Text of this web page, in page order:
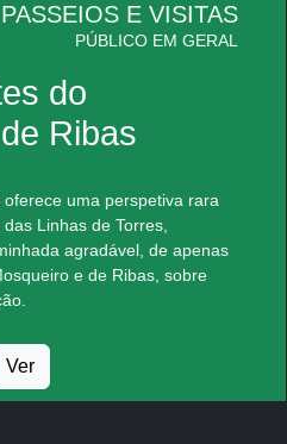
PASSEIOS E VISITAS
PÚBLICO EM GERAL
do
Ribas
uma perspetiva rara
Linhas de Torres,
agradável, de apenas
e de Ribas, sobre
Ver